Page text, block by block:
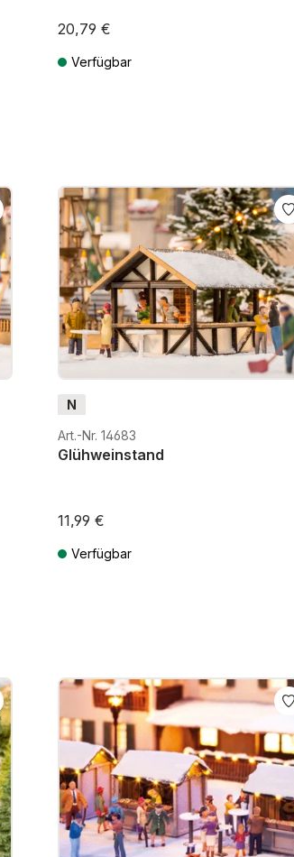
20,79 €
Verfügbar
N
Art.-Nr. 14683
Glühweinstand
11,99 €
Verfügbar